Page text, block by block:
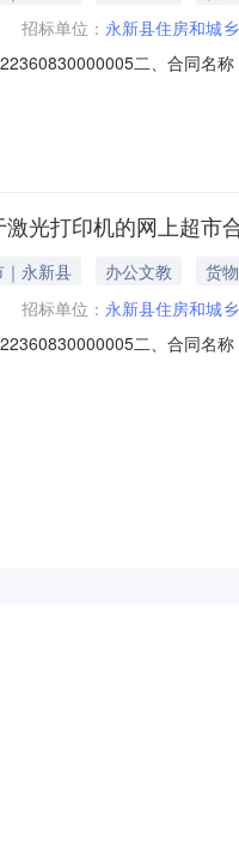
招标单位： 永新县住房和城
二、合同名
方式：15970205637六、合
光打印机的网上超市
永新县 办公文教
货物
招标单位： 永新县住房和城
二、合同名
：15970205637六、合同主